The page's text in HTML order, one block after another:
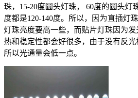
珠，15-20度圆头灯珠， 60度的圆头灯
度都是120-140度。所以，因为直插灯
灯珠亮度要高一些，而贴片灯珠因为
热和稳定性都会好很多，由于没有反光
所以光通量会低一点。